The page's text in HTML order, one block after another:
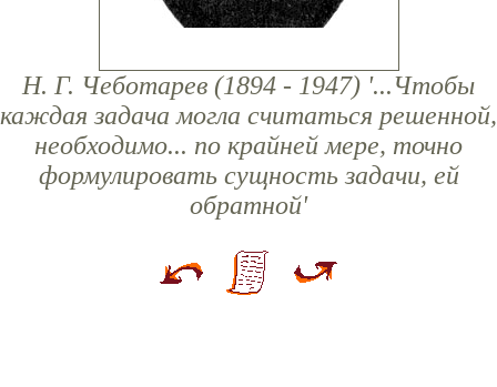
Н. Г. Чеботарев (1894 - 1947) '...Чтобы
каждая задача могла считаться решенной,
необходимо... по крайней мере, точно
формулировать сущность задачи, ей
обратной'